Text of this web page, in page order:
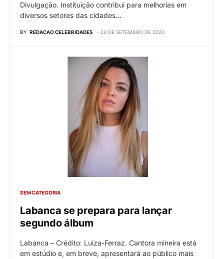
Divulgação. Instituição contribui para melhorias em
diversos setores das cidades…
BY REDACAO CELEBRIDADES 24 DE SETEMBRO DE 2020
SEM CATEGORIA
Labanca se prepara para lançar
segundo álbum
Labanca – Crédito: Luiza-Ferraz. Cantora mineira está
em estúdio e, em breve, apresentará ao público mais